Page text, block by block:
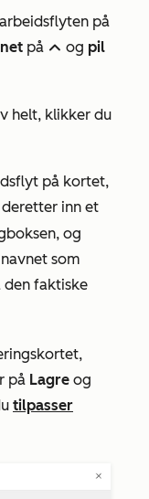
på
på up og pil
helt, klikker du
på kortet,
inn et
og
som
den faktiske
på Lagre og
tilpasser